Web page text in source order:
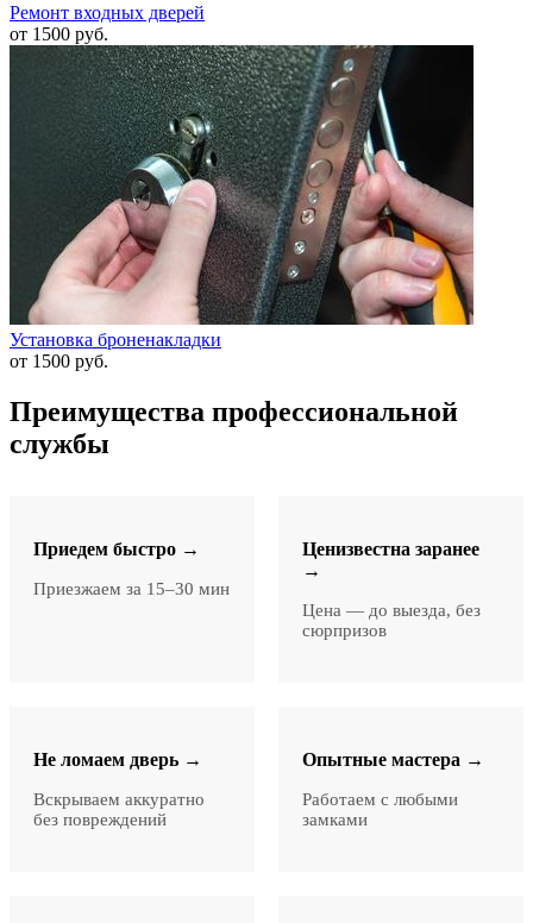
Ремонт входных дверей
от 1500 руб.
Установка броненакладки
от 1500 руб.
Преимущества профессиональной
службы
Приедем быстро →
Приезжаем за 15–30 мин
Ценизвестна заранее
→
Цена — до выезда, без
сюрпризов
Не ломаем дверь →
Вскрываем аккуратно
без повреждений
Опытные мастера →
Работаем с любыми
замками